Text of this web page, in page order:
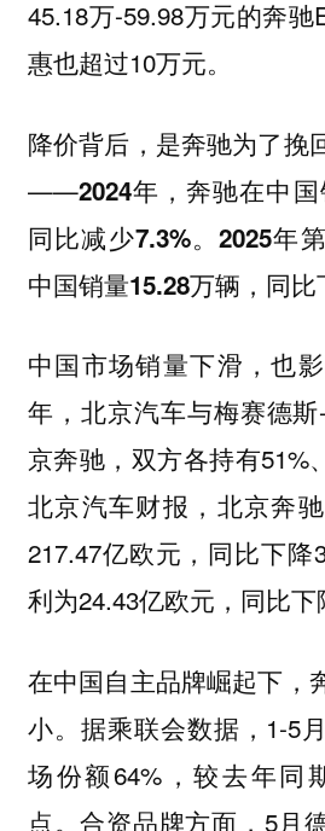
45.18万-59.98万元的奔
惠也超过10万元。
降价背后，是奔驰为了挽
——2024年，奔驰在中国
同比减少7.3%。2025年
中国销量15.28万辆，同比
中国市场销量下滑，也
年，北京汽车与梅赛德
京奔驰，双方各持有51%
北京汽车财报，北京奔
217.47亿欧元，同比下降
利为24.43亿欧元，同比下
在中国自主品牌崛起下，
小。据乘联会数据，1-5
场份额64%，较去年同
点。合资品牌方面，5月